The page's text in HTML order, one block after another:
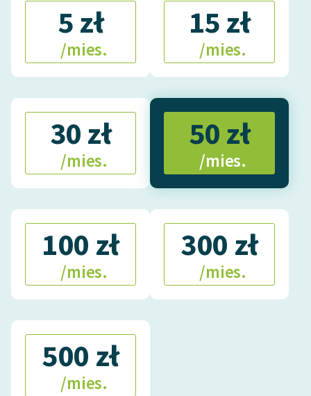
5 zł
/mies.
15 zł
/mies.
30 zł
/mies.
50 zł
/mies.
100 zł
/mies.
300 zł
/mies.
500 zł
/mies.